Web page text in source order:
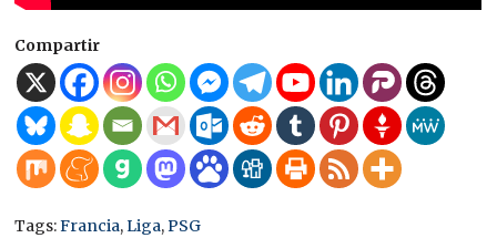
Compartir
Tags:Francia,Liga,PSG